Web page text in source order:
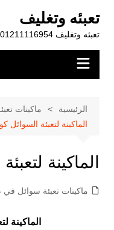
المحتوى
تعبئه وتغليف
تعبئه وتغليف 01211116954 – 01211116956 – 01211116958
الرئيسية
ماكينات
الماكينة لتعبئة السوائل كود
الماكينة
ماكينات تعبئة سوائل في
الماكينة